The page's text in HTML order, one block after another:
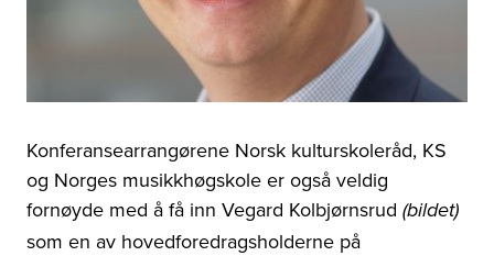
Konferansearrangørene Norsk kulturskoleråd, KS
og Norges musikkhøgskole er også veldig
fornøyde med å få inn Vegard Kolbjørnsrud (bildet)
som en av hovedforedragsholderne på